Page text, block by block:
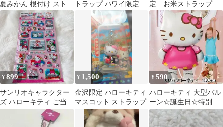
夏みかん 根付け ストラ
ップ 2003年 サンリ
トラップ ハワイ限定
定 お米ストラップ
¥899
サンリオキャラクター
ズ ハローキティ ご当地
岡山限定 ぷっくりシー
¥ 1,500
金沢限定 ハローキティ
マスコット ストラップ
¥590
ハローキティ 大型バル
ーン☆誕生日☆特別価
格